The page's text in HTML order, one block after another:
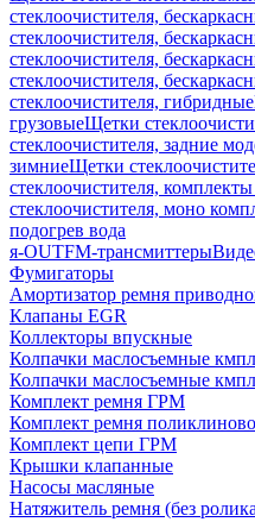
стеклоочистителя,
стеклоочистителя,
стеклоочистителя,
стеклоочистителя,
стеклоочистителя, гибридные
грузовыеЩетки
стеклоочистителя, задние
зимниеЩетки
стеклоочистителя,
стеклоочистителя, моно
подогрев вода
я-OUTFM-трансмиттеры
Фумигаторы
Амортизатор ремня
Клапаны EGR
Коллекторы впускные
Колпачки маслосъемные
Колпачки маслосъемные
Комплект ремня ГРМ
Комплект ремня
Комплект цепи ГРМ
Крышки клапанные
Насосы масляные
Натяжитель ремня (без